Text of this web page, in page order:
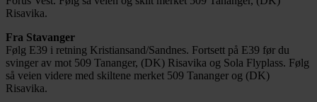
Risavika.
Fra Stavanger
Følg E39 i retning Kristiansand/Sandnes. Fortsett på E39 før du
svinger av mot 509 Tananger, (DK) Risavika og Sola Flyplass. Følg
så veien videre med skiltene merket 509 Tananger og (DK)
Risavika.